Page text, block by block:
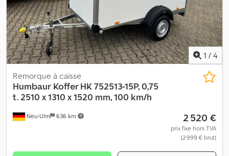
1 / 4
Neu-Ulm 636 km
Remorque à caisse
Humbaur Koffer HK 752513-15P, 0,75
t. 2510 x 1310 x 1520 mm, 100 km/h
2 520 €
prix fixe hors TVA
(2 999 € brut)